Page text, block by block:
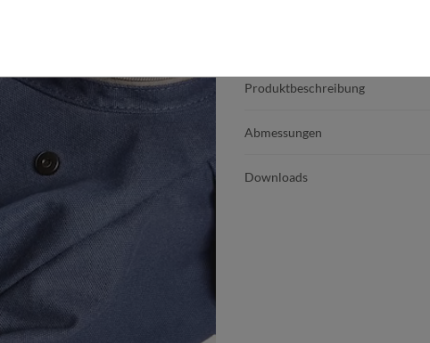
Produktbeschreibung
Abmessungen
Downloads